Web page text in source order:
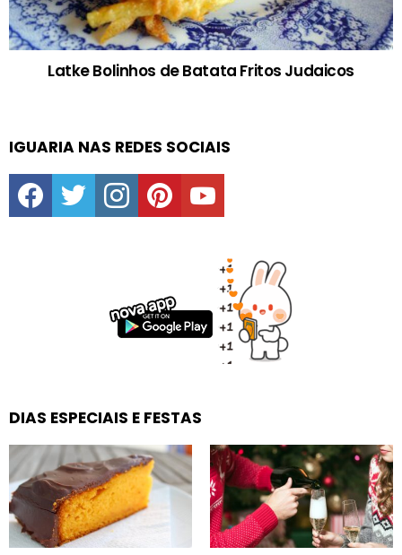
Latke Bolinhos de Batata Fritos Judaicos
IGUARIA NAS REDES SOCIAIS
facebooktwitter instagrampinterestyoutube
DIAS ESPECIAIS E FESTAS